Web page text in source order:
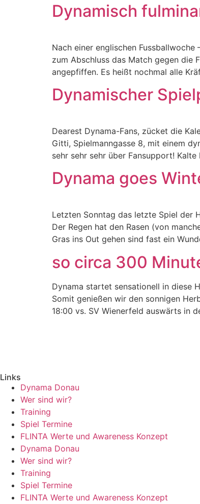
Dynamisch
Nach einer englischen
zum Abschluss das Match gegen die
angepfiffen. Es heißt nochmal alle
Dynamischer
Dearest Dynama-Fans, zücket die
Gitti, Spielmanngasse 8, mit einem
sehr sehr sehr über Fansupport!
Dynama goes
Letzten Sonntag das letzte Spiel der
Der Regen hat den Rasen (von
Gras ins Out gehen sind fast ein
so circa 300
Dynama startet sensationell in diese
Somit genießen wir den sonnigen
18:00 vs. SV Wienerfeld auswärts in
Links
Dynama Donau
Wer sind wir?
Training
Spiel Termine
FLINTA Werte und Awareness Konzept
Dynama Donau
Wer sind wir?
Training
Spiel Termine
FLINTA Werte und Awareness Konzept